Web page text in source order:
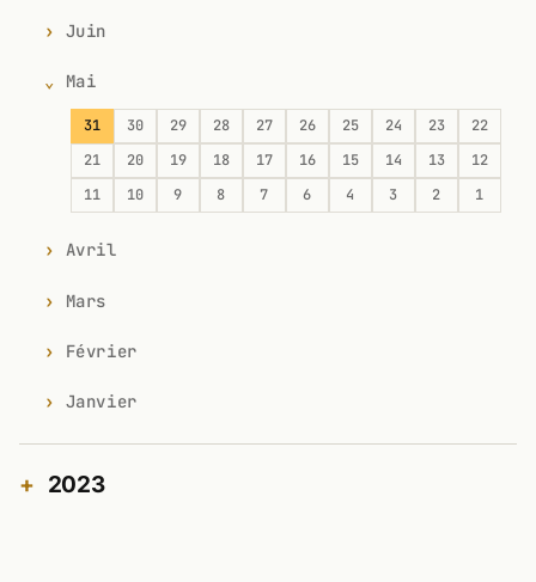
Juin
Mai
31 30 29 28 27 26 25 24 23
22
21
20 19 18 17 16 15 14 13
12
11
10 9 8 7 6 4 3 2 1
Avril
Mars
Février
Janvier
2023